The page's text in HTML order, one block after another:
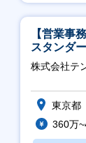
月残業20時
【営業事
スタンダ
株式会社テ
東京都
360万